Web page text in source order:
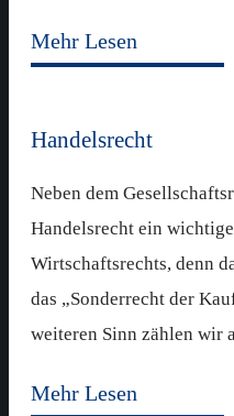
Mehr Lesen
Handelsrecht
Neben dem
Handelsrecht ein
Wirtschaftsrechts, denn
das „Sonderrecht der
weiteren Sinn zählen wir
Mehr Lesen